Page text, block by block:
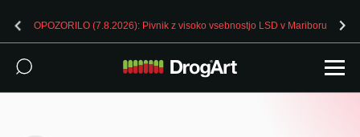
OPOZORILO (7.8.2026): Pivnik z visoko vsebnostjo LSD v Mariboru